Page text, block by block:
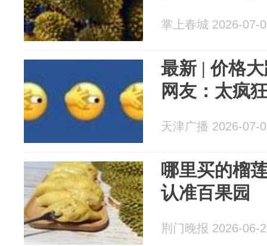
掌上春城 2026-07-
最新 | 价格
网友：太疯
天津广播 2026-07-
哪里买的榴
认准百果园
荆门晚报 2026-06-